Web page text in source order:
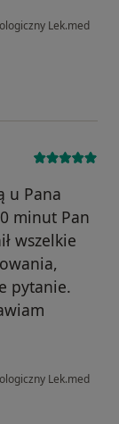
Lek.med
u Pana
minut Pan
wszelkie
pytanie.
Lek.med